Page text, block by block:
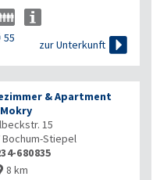
55
zur Unterkunft 
& Apartment
15
Bochum-Stiepel
680835
8 km